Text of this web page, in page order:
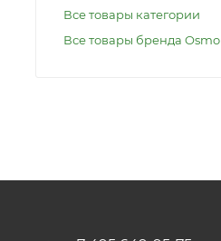
Все товары категории
Все товары бренда Osmo